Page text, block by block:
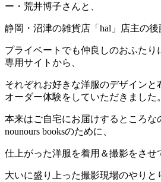
ー・荒井博子さんと、
静岡・沼津の雑貨店「hal」店主の後
プライベートでも仲良しのおふた
専用サイトから、
それぞれお好きな洋服のデザインと
オーダー体験をしていただきました。
本来はご自宅にお届けするところな
nounours booksのために、
仕上がった洋服を着用＆撮影をさせ
大いに盛り上った撮影現場のやりと